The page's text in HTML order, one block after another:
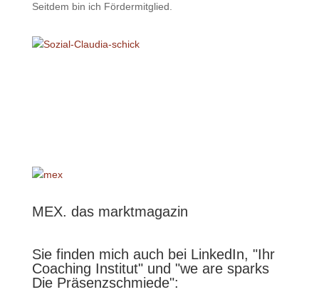
Seitdem bin ich Fördermitglied.
MEX. das marktmagazin
Sie finden mich auch bei LinkedIn, "Ihr
Coaching Institut" und "we are sparks
Die Präsenzschmiede":